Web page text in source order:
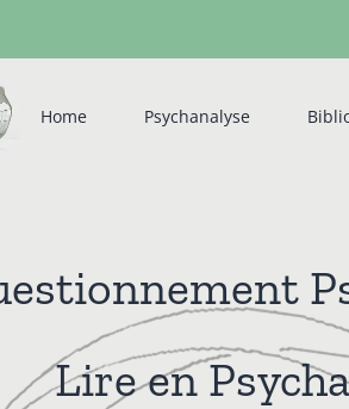
Home Psychanalyse
Lire en